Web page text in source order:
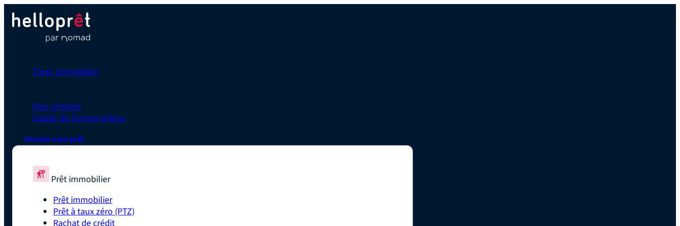
Taux immobilier
Nos articles
Guide de l'emprunteur
Simuler mon prêt
Prêt immobilier
Prêt immobilier
Prêt à taux zéro (PTZ)
Rachat de crédit